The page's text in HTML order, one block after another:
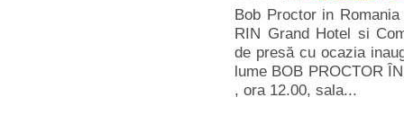
Bob Proctor in
RIN Grand Hotel si
de presă cu ocazia
lume BOB PROCTOR
, ora 12.00, sala...